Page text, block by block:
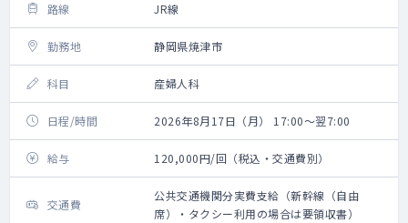
路線 JR線
勤務地 静岡県焼津市
科目 産婦人科
日程/時間 2026年8月17日（月） 17:00～翌7:00
給与 120,000円/回（税込・交通費別）
交通費
公共交通機関分実費支給（新幹線（自由
席）・タクシー利用の場合は要領収書）